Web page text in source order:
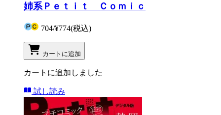
姉系Ｐｅｔｉｔ Ｃｏｍｉｃ
704/¥774(税込)
カートに追加
カートに追加しました
試し読み